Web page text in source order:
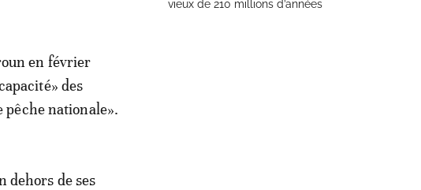
en février
des
pêche nationale».
dehors de ses
vieux de 210 millions d’années